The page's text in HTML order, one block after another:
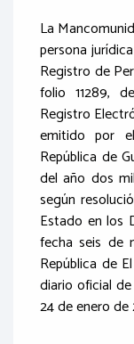
La
persona
Registro de
folio 11289,
Registro
emitido por
República de
del año dos
según
Estado en los
fecha seis de
República de
diario oficial
24 de enero de